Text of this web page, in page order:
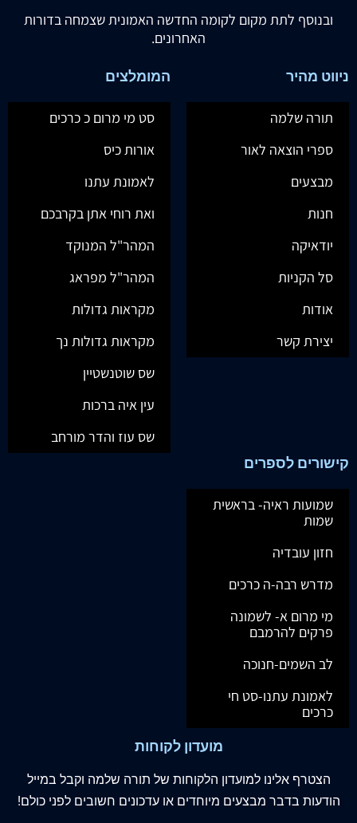
ובנוסף לתת מקום לקומה החדשה האמונית שצמחה בדורות
האחרונים.
ניווט מהיר
תורה שלמה
ספרי הוצאה לאור
מבצעים
חנות
יודאיקה
סל הקניות
אודות
יצירת קשר
המומלצים
סט מי מרום כ כרכים
אורות כיס
לאמונת עתנו
ואת רוחי אתן בקרבכם
המהר"ל המנוקד
המהר"ל מפראג
מקראות גדולות
מקראות גדולות נך
שס שוטנשטיין
עין איה ברכות
שס עוז והדר מורחב
קישורים לספרים
שמועות ראיה- בראשית
שמות
חזון עובדיה
מדרש רבה-ה כרכים
מי מרום א- לשמונה
פרקים להרמבם
לב השמים-חנוכה
לאמונת עתנו-סט חי
כרכים
מועדון לקוחות
הצטרף אלינו למועדון הלקוחות של תורה שלמה וקבל במייל
הודעות בדבר מבצעים מיוחדים או עדכונים חשובים לפני כולם!